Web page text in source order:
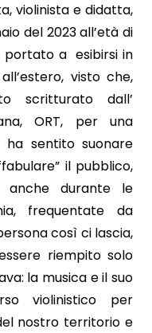
violinista e didatta,
del 2023 all’età di
portato a esibirsi in
visto che,
scritturato dall’
ORT, per una
ha sentito suonare
il pubblico,
anche durante le
frequentate da
così ci lascia,
riempito solo
la musica e il suo
violinistico per
nostro territorio e